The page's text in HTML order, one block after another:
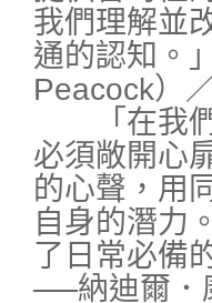
我們理解並
通的認知。
Peacock）
「在我們
必須敞開心
的心聲，用
自身的潛力
了日常必備
──納迪爾．